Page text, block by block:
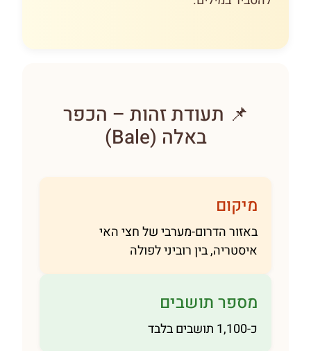
📌 תעודת זהות – הכפר
באלה (Bale)
מיקום
באזור הדרום-מערבי של חצי האי
איסטריה, בין רוביני לפולה
מספר תושבים
כ-1,100 תושבים בלבד